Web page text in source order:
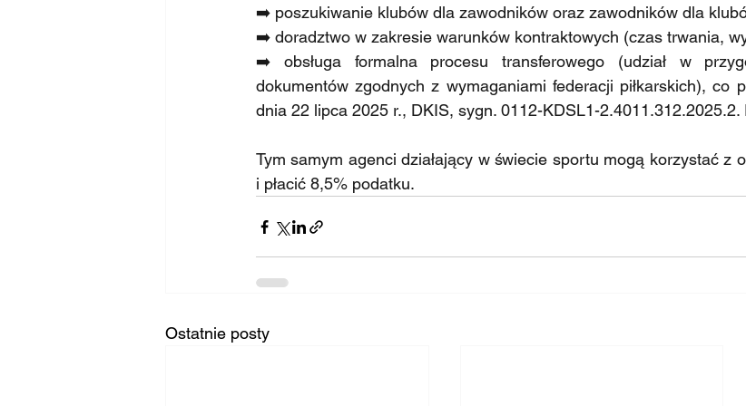
➡️ poszukiwanie klubów dla zawodników oraz zawodników dla
➡️ doradztwo w zakresie warunków kontraktowych (czas trwania,
➡️ obsługa formalna procesu transferowego (udział w
dokumentów zgodnych z wymaganiami federacji piłkarskich), co
dnia 22 lipca 2025 r., DKIS, sygn. 0112-KDSL1-2.4011.312.2025.2.
Tym samym agenci działający w świecie sportu mogą korzystać z
i płacić 8,5% podatku.
Ostatnie posty